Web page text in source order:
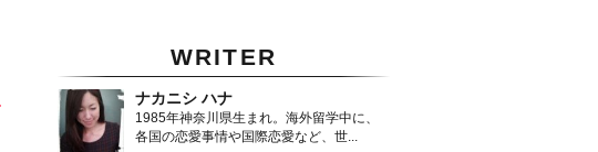
WRITER
ナカニシ ハナ
1985年神奈川県生まれ。海外留学中に、
各国の恋愛事情や国際恋愛など、世...